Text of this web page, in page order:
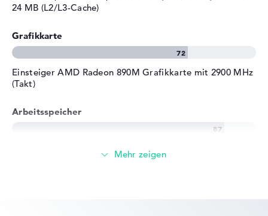
24 MB (L2/L3-Cache)
Grafikkarte
Einsteiger AMD Radeon 890M Grafikkarte mit 2900 MHz
(Takt)
Arbeitsspeicher
Sehr großer 24 GB Arbeitspeicher - LPDDR5X - 7500